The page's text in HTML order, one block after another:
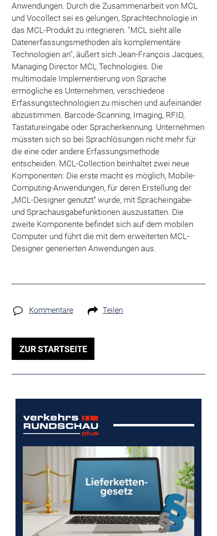
Anwendungen. Durch die Zusammenarbeit von MCL
und Vocollect sei es gelungen, Sprachtechnologie in
das MCL-Produkt zu integrieren. "MCL sieht alle
Datenerfassungsmethoden als komplementäre
Technologien an", äußert sich Jean-François Jacques,
Managing Director MCL Technologies. Die
multimodale Implementierung von Sprache
ermögliche es Unternehmen, verschiedene
Erfassungstechnologien zu mischen und aufeinander
abzustimmen. Barcode-Scanning, Imaging, RFID,
Tastatureingabe oder Spracherkennung. Unternehmen
müssten sich so bei Sprachlösungen nicht mehr für
die eine oder andere Erfassungsmethode
entscheiden. MCL-Collection beinhaltet zwei neue
Komponenten: Die erste macht es möglich, Mobile-
Computing-Anwendungen, für deren Erstellung der
„MCL-Designer genutzt“ wurde, mit Spracheingabe-
und Sprachausgabefunktionen auszustatten. Die
zweite Komponente befindet sich auf dem mobilen
Computer und führt die mit dem erweiterten MCL-
Designer generierten Anwendungen aus.
Kommentare Teilen
ZUR STARTSEITE